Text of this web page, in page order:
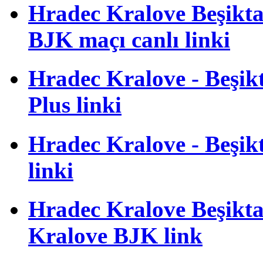
Hradec Kralove
BJK maçı canlı linki
Hradec Kralove -
Plus linki
Hradec Kralove -
linki
Hradec Kralove
Kralove BJK link